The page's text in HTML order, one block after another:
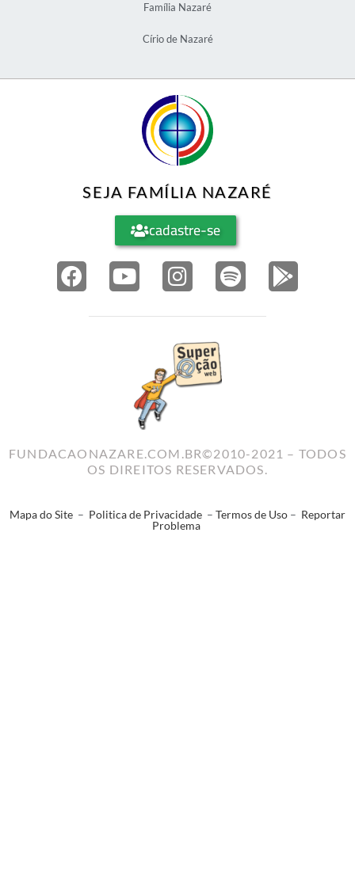
Família Nazaré
Círio de Nazaré
SEJA FAMÍLIA NAZARÉ
cadastre-se
FUNDACAONAZARE.COM.BR©2010-2021 – TODOS
OS DIREITOS RESERVADOS.
Mapa do Site – Politica de Privacidade – Termos de Uso – Reportar
Problema